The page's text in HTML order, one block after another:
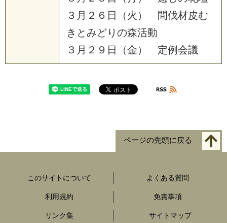
３ 月 ２ ６ 日 （ 火 ） 間伐材皮む
き とみどり の森活動
３ 月 ２ ９ 日 （金） 定例会議
ページの先頭に戻る
このサイトについて よくある質問
利用規約 免責事項
リンク集 サイトマップ